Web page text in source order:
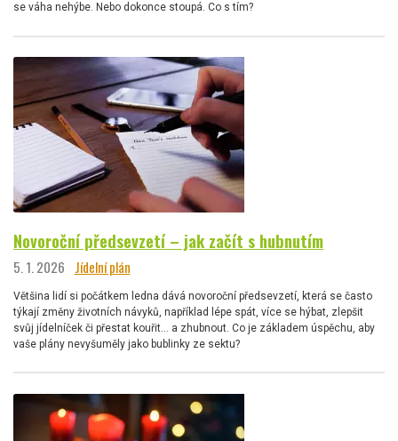
se váha nehýbe. Nebo dokonce stoupá. Co s tím?
Novoroční předsevzetí – jak začít s hubnutím
5. 1. 2026 Jídelní plán
Většina lidí si počátkem ledna dává novoroční předsevzetí, která se často
týkají změny životních návyků, například lépe spát, více se hýbat, zlepšit
svůj jídelníček či přestat kouřit… a zhubnout. Co je základem úspěchu, aby
vaše plány nevyšuměly jako bublinky ze sektu?